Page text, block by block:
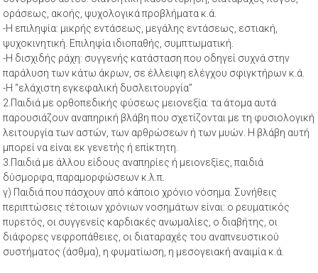
οράσεως, ακοής, ψυχολογικά προβλήματα κ.ά.
-Η επιληψία: μικρής εντάσεως, μεγάλης εντάσεως, εστιακή,
ψυχοκινητική. Επιληψία ιδιοπαθής, συμπτωματική.
-Η δισχιδής ράχη: συγγενής κατάσταση που οδηγεί συχνά στην
παράλυση των κάτω άκρων, σε έλλειψη ελέγχου σφιγκτήρων κ.ά.
-Η “ελάχιστη εγκεφαλική δυσλειτουργία”
2.Παιδιά με ορθοπεδικής φύσεως μειονεξία: τα άτομα αυτά
παρουσιάζουν αναπηρική βλάβη που σχετίζονται με τη φυσιολογική
λειτουργία των αστών, των αρθρώσεων ή των μυών. Η βλάβη αυτή
μπορεί να είναι εκ γενετής ή επίκτητη.
3.Παιδιά με άλλου είδους αναπηρίες ή μειονεξίες, παιδιά
δύσμορφα, παραμορφώσεων κ.λ.π.
γ) Παιδιά που πάσχουν από κάποιο χρόνιο νόσημα. Συνήθεις
περιπτώσεις τέτοιων χρόνιων νοσημάτων είναι: ο ρευματικός
πυρετός, οι συγγενείς καρδιακές ανωμαλίες, ο διαβήτης, οι
διάφορες νεφροπάθειες, οι διαταραχές του αναπνευστικού
συστήματος (άσθμα), η φυματίωση, η μεσογειακή αναιμία κ.ά.